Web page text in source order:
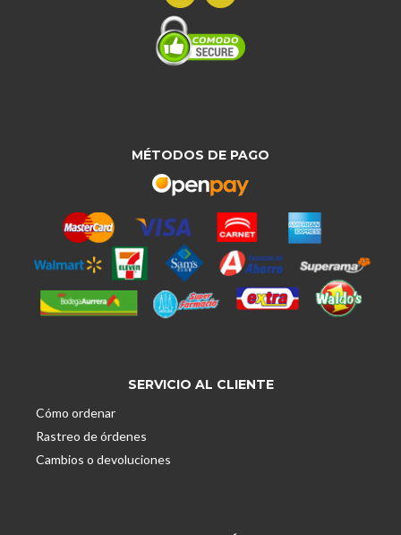
MÉTODOS DE PAGO
SERVICIO AL CLIENTE
Cómo ordenar
Rastreo de órdenes
Cambios o devoluciones